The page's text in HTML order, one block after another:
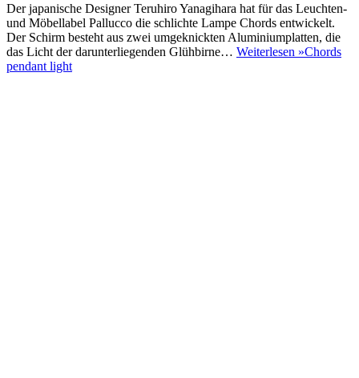
Der japanische Designer Teruhiro Yanagihara hat für das Leuchten-
und Möbellabel Pallucco die schlichte Lampe Chords entwickelt.
Der Schirm besteht aus zwei umgeknickten Aluminiumplatten, die
das Licht der darunterliegenden Glühbirne… Weiterlesen »Chords
pendant light